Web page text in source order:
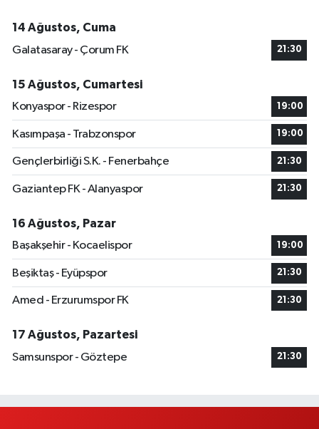
14 Ağustos, Cuma
Galatasaray - Çorum FK
21:30
15 Ağustos, Cumartesi
Konyaspor - Rizespor
19:00
Kasımpaşa - Trabzonspor 19:00
Gençlerbirliği S.K. - Fenerbahçe 21:30
Gaziantep FK - Alanyaspor 21:30
16 Ağustos, Pazar
Başakşehir - Kocaelispor
19:00
Beşiktaş - Eyüpspor 21:30
Amed - Erzurumspor FK 21:30
17 Ağustos, Pazartesi
Samsunspor - Göztepe
21:30